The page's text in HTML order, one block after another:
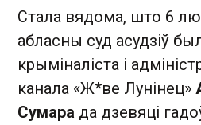
Стала вядома, што 6
абласны суд асудзіў
крыміналіста і
канала «Ж*ве Лунінец»
Сумара да дзевяці